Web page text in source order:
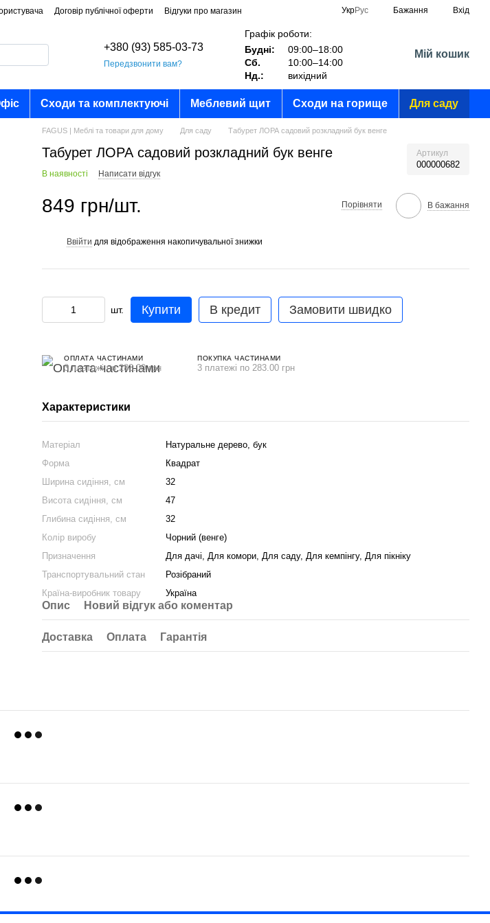
Договір публічної оферти Відгуки про магазин УкрРус Бажання Вхід
+380 (93) 585-03-73
Передзвонити вам?
Графік роботи:
Будні:
09:00–18:00
Сб.
10:00–14:00
Нд.:
вихідний
Мій кошик
Сходи та комплектуючі Меблевий щит Сходи на горище Для саду
FAGUS | Меблі та товари для дому Для саду Табурет ЛОРА садовий розкладний бук венге
Табурет ЛОРА садовий розкладний бук венге Артикул
000000682
В наявності Написати відгук
849 грн/шт. Порівняти В бажання
Ввійти для відображення накопичувальної знижки
шт. Купити В кредит Замовити швидко
ОПЛАТА ЧАСТИНАМИ
3 платежі по 283.00 грн
ПОКУПКА ЧАСТИНАМИ
3 платежі по 283.00 грн
Характеристики
Матеріал
Натуральне дерево, бук
Форма
Квадрат
Ширина сидіння, см
32
Висота сидіння, см
47
Глибина сидіння, см
32
Колір виробу
Чорний (венге)
Призначення
Для дачі, Для комори, Для саду, Для кемпінгу, Для пікніку
Транспортувальний стан
Розібраний
Країна-виробник товару
Україна
Опис Новий відгук або коментар
Доставка Оплата Гарантія